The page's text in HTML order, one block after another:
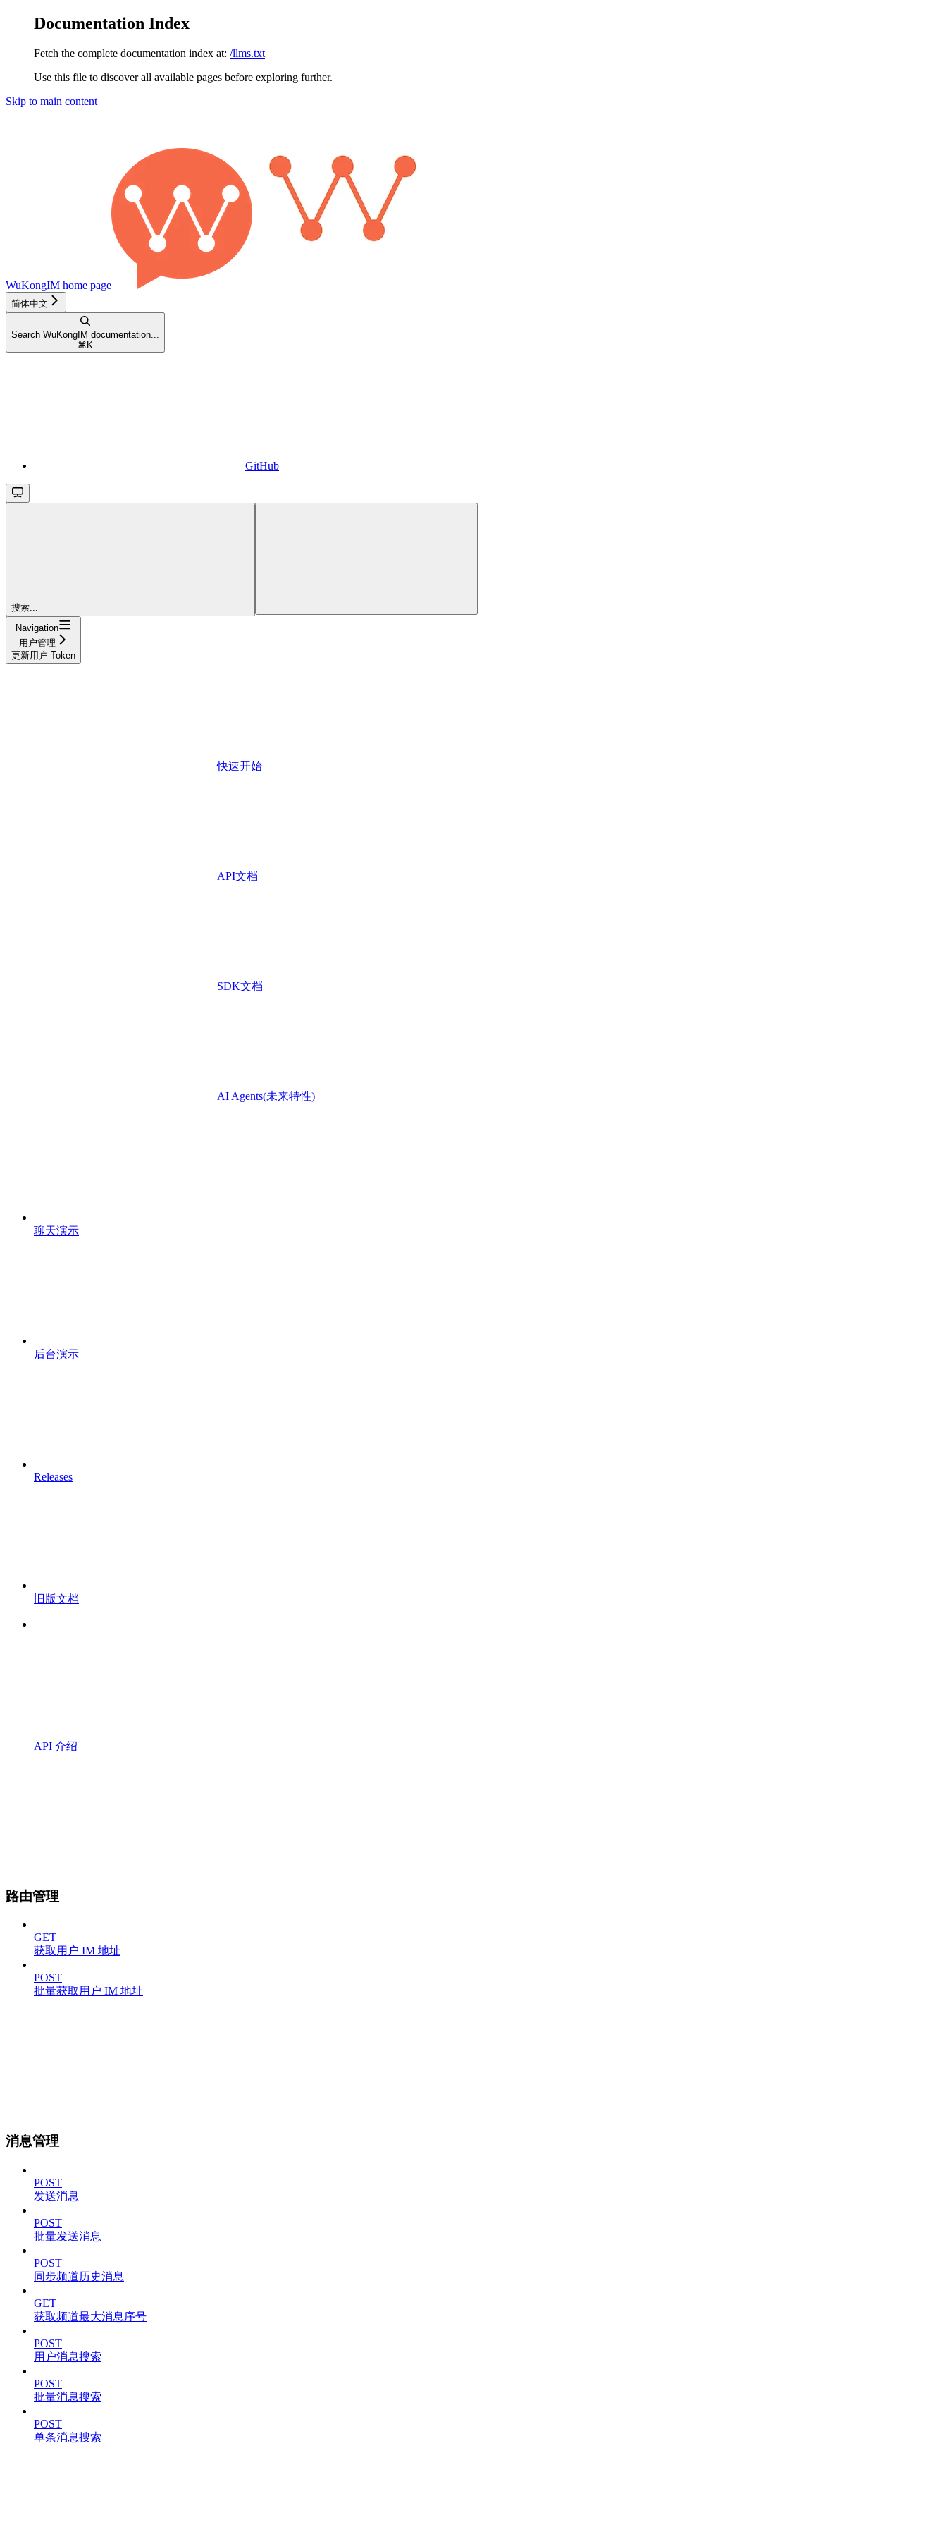
Documentation Index
Fetch the complete documentation index at: /llms.txt
Use this file to discover all available pages before exploring further.
Skip to main content
WuKongIM home page
简体中文
Search WuKongIM documentation...
⌘ K
GitHub
搜索...
Navigation
用户管理
更新用户 Token
快速开始
API文档
SDK文档
AI Agents(未来特性)
聊天演示
后台演示
Releases
旧版文档
API 介绍
路由管理
GET
获取用户 IM 地址
POST
批量获取用户 IM 地址
消息管理
POST
发送消息
POST
批量发送消息
POST
同步频道历史消息
GET
获取频道最大消息序号
POST
用户消息搜索
POST
批量消息搜索
POST
单条消息搜索